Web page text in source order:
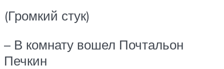
(Громкий стук)
– В комнату вошел Почтальон
Печкин